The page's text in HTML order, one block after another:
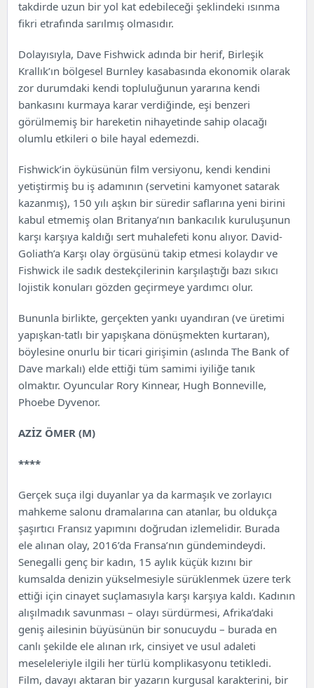
takdirde uzun bir yol kat edebileceği şeklindeki ısınma
fikri etrafında sarılmış olmasıdır.
Dolayısıyla, Dave Fishwick adında bir herif, Birleşik
Krallık’ın bölgesel Burnley kasabasında ekonomik olarak
zor durumdaki kendi topluluğunun yararına kendi
bankasını kurmaya karar verdiğinde, eşi benzeri
görülmemiş bir hareketin nihayetinde sahip olacağı
olumlu etkileri o bile hayal edemezdi.
Fishwick’in öyküsünün film versiyonu, kendi kendini
yetiştirmiş bu iş adamının (servetini kamyonet satarak
kazanmış), 150 yılı aşkın bir süredir saflarına yeni birini
kabul etmemiş olan Britanya’nın bankacılık kuruluşunun
karşı karşıya kaldığı sert muhalefeti konu alıyor. David-
Goliath’a Karşı olay örgüsünü takip etmesi kolaydır ve
Fishwick ile sadık destekçilerinin karşılaştığı bazı sıkıcı
lojistik konuları gözden geçirmeye yardımcı olur.
Bununla birlikte, gerçekten yankı uyandıran (ve üretimi
yapışkan-tatlı bir yapışkana dönüşmekten kurtaran),
böylesine onurlu bir ticari girişimin (aslında The Bank of
Dave markalı) elde ettiği tüm samimi iyiliğe tanık
olmaktır. Oyuncular Rory Kinnear, Hugh Bonneville,
Phoebe Dyvenor.
AZİZ ÖMER (M)
****
Gerçek suça ilgi duyanlar ya da karmaşık ve zorlayıcı
mahkeme salonu dramalarına can atanlar, bu oldukça
şaşırtıcı Fransız yapımını doğrudan izlemelidir. Burada
ele alınan olay, 2016’da Fransa’nın gündemindeydi.
Senegalli genç bir kadın, 15 aylık küçük kızını bir
kumsalda denizin yükselmesiyle sürüklenmek üzere terk
ettiği için cinayet suçlamasıyla karşı karşıya kaldı. Kadının
alışılmadık savunması – olayı sürdürmesi, Afrika’daki
geniş ailesinin büyüsünün bir sonucuydu – burada en
canlı şekilde ele alınan ırk, cinsiyet ve usul adaleti
meseleleriyle ilgili her türlü komplikasyonu tetikledi.
Film, davayı aktaran bir yazarın kurgusal karakterini, bir